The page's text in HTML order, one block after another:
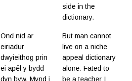
side in the
dictionary.
Ond nid ar
eiriadur
dwyieithog prin
ei apêl y bydd
dyn byw. Mynd i
But man cannot
live on a niche
appeal dictionary
alone. Fated to
be a teacher I